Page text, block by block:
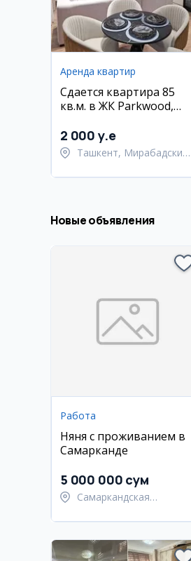
Аренда квартир
Сдается квартира 85
кв.м. в ЖК Parkwood,
2 000 y.e
Ташкент, Мирабадский
Новые объявления
Работа
Няня с проживанием в
Самарканде
5 000 000 сум
Самаркандская
Самаркандский район